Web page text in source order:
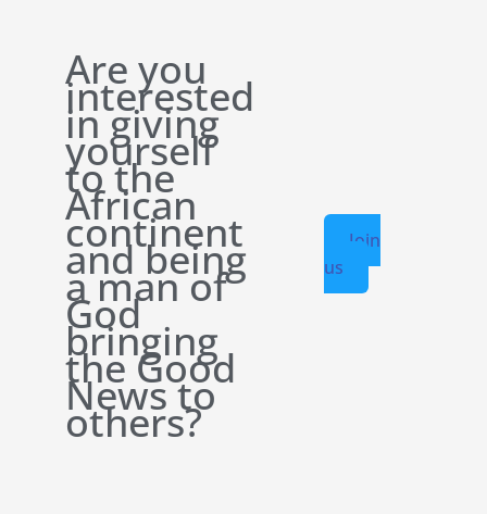
Are you
interested
in giving
yourself
to the
African
continent
and being
a man of
God
bringing
the Good
News to
others?
Join
us